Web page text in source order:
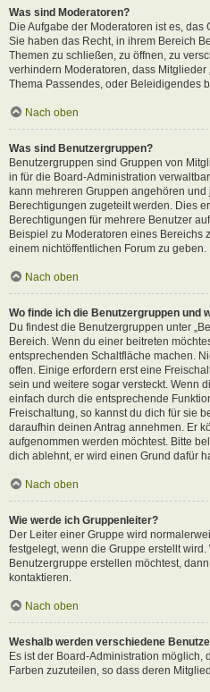
Was sind Moderatoren?
Die Aufgabe der Moderatoren ist es, das
Sie haben das Recht, in ihrem Bereich
Themen zu schließen, zu öffnen, zu
verhindern Moderatoren, dass Mitglieder
Thema Passendes, oder Beleidigendes
Nach oben
Was sind Benutzergruppen?
Benutzergruppen sind Gruppen von
in für die Board-Administration
kann mehreren Gruppen angehören und
Berechtigungen zugeteilt werden. Dies
Berechtigungen für mehrere Benutzer
Beispiel zu Moderatoren eines Bereichs
einem nichtöffentlichen Forum zu geben.
Nach oben
Wo finde ich die Benutzergruppen und
Du findest die Benutzergruppen unter
Bereich. Wenn du einer beitreten
entsprechenden Schaltfläche machen.
offen. Einige erfordern erst eine
sein und weitere sogar versteckt. Wenn
einfach durch die entsprechende
Freischaltung, so kannst du dich für sie
daraufhin deinen Antrag annehmen. Er
aufgenommen werden möchtest. Bitte
dich ablehnt, er wird einen Grund dafür
Nach oben
Wie werde ich Gruppenleiter?
Der Leiter einer Gruppe wird
festgelegt, wenn die Gruppe erstellt
Benutzergruppe erstellen möchtest,
kontaktieren.
Nach oben
Weshalb werden verschiedene
Es ist der Board-Administration möglich,
Farben zuzuteilen, so dass deren